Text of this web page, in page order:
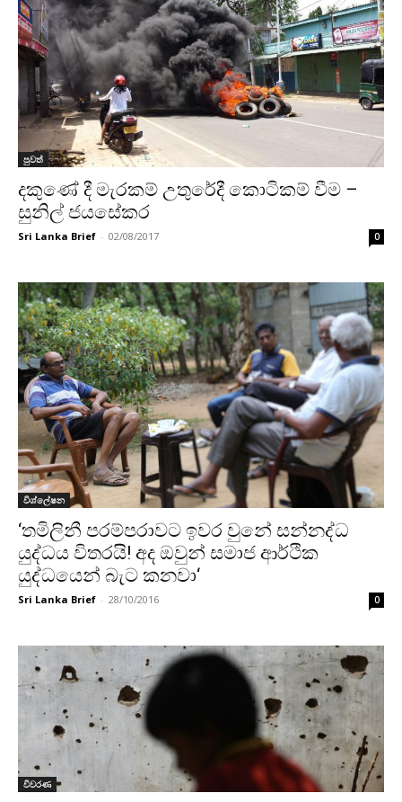
පුවත්
දකුණේ දී මැරකම් උතුරේදී කොටිකම් වීම –
සුනිල් ජයසේකර
Sri Lanka Brief - 02/08/2017 0
විශ්ලේෂන
‘තමිලිනී පරම්පරාවට ඉවර වුනේ සන්නද්ධ
යුද්ධය විතරයි! අද ඔවුන් සමාජ ආර්ථික
යුද්ධයෙන් බැට කනවා‘
Sri Lanka Brief - 28/10/2016 0
විවරණ